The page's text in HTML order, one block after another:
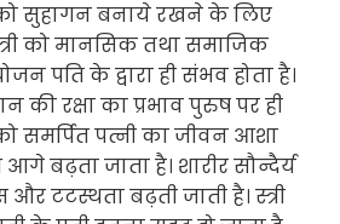
को सुहागन बनाये रखने के लिए
को मानसिक तथा समाजिक
पति के द्वारा ही संभव होता है।
की रक्षा का प्रभाव पुरुष पर ही
समर्पित पत्नी का जीवन आशा
बढ़ता जाता है। शारीर सौन्दैर्य
और टटस्थता बढ़ती जाती है। स्त्री